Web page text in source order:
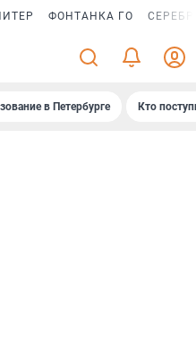
ФОНТАНКА ГО
в Петербурге Кто